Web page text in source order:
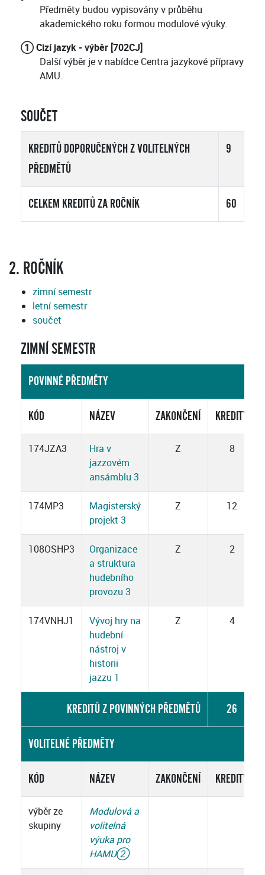
Předměty budou vypisovány v průběhu
akademického roku formou modulové výuky.
① Cizí jazyk - výběr [702CJ]
Další výběr je v nabídce Centra jazykové přípravy
AMU.
SOUČET
KREDITŮ DOPORUČENÝCH Z VOLITELNÝCH
PŘEDMĚTŮ
9
CELKEM KREDITŮ ZA ROČNÍK 60
2. ROČNÍK
zimní semestr
letní semestr
součet
ZIMNÍ SEMESTR
POVINNÉ PŘEDMĚTY
KÓD NÁZEV ZAKONČENÍ KREDITY
174JZA3
Hra v
jazzovém
ansámblu 3
Z 8
174MP3
Magisterský
projekt 3
Z 12
108OSHP3
Organizace
a struktura
hudebního
provozu 3
Z 2
174VNHJ1
Vývoj hry na
hudební
nástroj v
historii
jazzu 1
Z 4
KREDITŮ Z POVINNÝCH PŘEDMĚTŮ 26
VOLITELNÉ PŘEDMĚTY
KÓD NÁZEV ZAKONČENÍ KREDITY
výběr ze
skupiny
Modulová a
volitelná
výuka pro
HAMU②